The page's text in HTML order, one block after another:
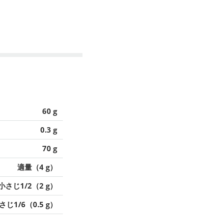
60 g
0.3 g
70 g
適量（4 g）
さじ1/2（2 g）
じ1/6（0.5 g）